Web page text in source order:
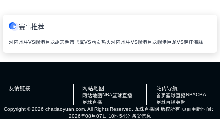
赛事推荐
河内水牛VS岘港巨龙胡志明市飞翼VS西贡热火河内水牛VS岘港巨龙岘港巨龙VS芽庄海豚
友情链接 网站地图
网站地图NBA篮球直播
足球直播
站内导航
首页篮球直播NBACBA
足球直播英超
Copyright © 2026 chaxiaoyuan.com. All Rights Reserved. 龙珠直播网 版权所有 页面更新时间：
2026年08月07日 10时54分 备案信息